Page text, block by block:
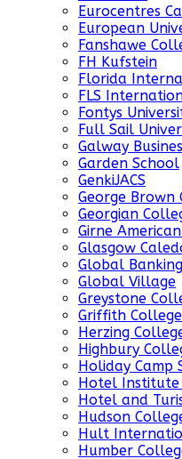
Eurocentres
European
Fanshawe
FH Kufstein
Florida
FLS
Fontys
Full Sail
Galway
Garden School
GenkiJACS
George Brown
Georgian
Girne
Glasgow
Global
Global Village
Greystone
Griffith College
Herzing
Highbury
Holiday Camp
Hotel
Hotel and
Hudson
Hult
Humber